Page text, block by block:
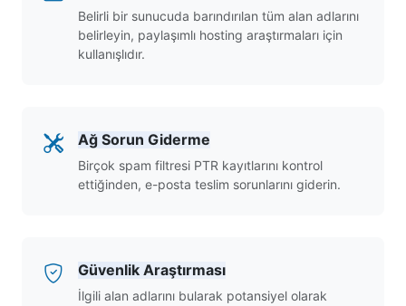
Belirli bir sunucuda barındırılan tüm alan adlarını
belirleyin, paylaşımlı hosting araştırmaları için
kullanışlıdır.
Ağ Sorun Giderme
Birçok spam filtresi PTR kayıtlarını kontrol
ettiğinden, e-posta teslim sorunlarını giderin.
Güvenlik Araştırması
İlgili alan adlarını bularak potansiyel olarak